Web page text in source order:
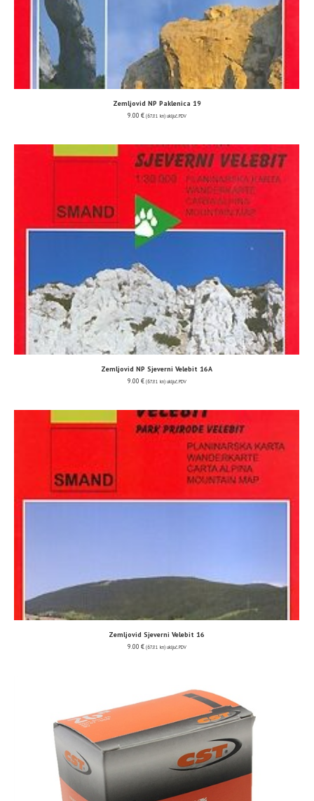
Zemljovid NP Paklenica 19
9.00 € (67.81 kn) uključ. PDV
Zemljovid NP Sjeverni Velebit 16A
9.00 € (67.81 kn) uključ. PDV
Zemljovid Sjeverni Velebit 16
9.00 € (67.81 kn) uključ. PDV